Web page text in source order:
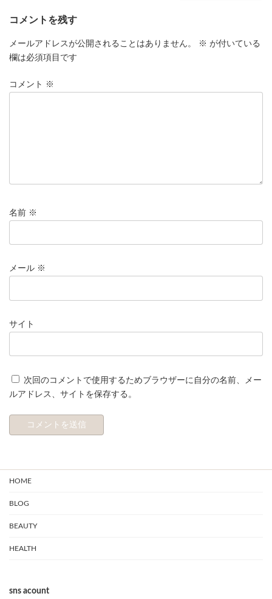
コメントを残す
メールアドレスが公開されることはありません。 ※ が付いている
欄は必須項目です
コメント ※
名前 ※
メール ※
サイト
次回のコメントで使用するためブラウザーに自分の名前、メー
ルアドレス、サイトを保存する。
HOME
BLOG
BEAUTY
HEALTH
sns acount